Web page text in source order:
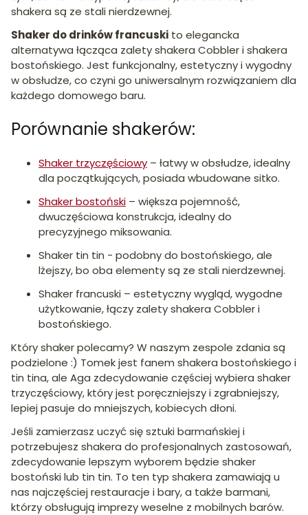
shakera są ze stali nierdzewnej.
Shaker do drinków francuski to elegancka
alternatywa łącząca zalety shakera Cobbler i shakera
bostońskiego. Jest funkcjonalny, estetyczny i wygodny
w obsłudze, co czyni go uniwersalnym rozwiązaniem dla
każdego domowego baru.
Porównanie shakerów:
Shaker trzyczęściowy – łatwy w obsłudze, idealny
dla początkujących, posiada wbudowane sitko.
Shaker bostoński – większa pojemność,
dwuczęściowa konstrukcja, idealny do
precyzyjnego miksowania.
Shaker tin tin - podobny do bostońskiego, ale
lżejszy, bo oba elementy są ze stali nierdzewnej.
Shaker francuski – estetyczny wygląd, wygodne
użytkowanie, łączy zalety shakera Cobbler i
bostońskiego.
Który shaker polecamy? W naszym zespole zdania są
podzielone :) Tomek jest fanem shakera bostońskiego i
tin tina, ale Aga zdecydowanie częściej wybiera shaker
trzyczęściowy, który jest poręczniejszy i zgrabniejszy,
lepiej pasuje do mniejszych, kobiecych dłoni.
Jeśli zamierzasz uczyć się sztuki barmańskiej i
potrzebujesz shakera do profesjonalnych zastosowań,
zdecydowanie lepszym wyborem będzie shaker
bostoński lub tin tin. To ten typ shakera zamawiają u
nas najczęściej restauracje i bary, a także barmani,
którzy obsługują imprezy weselne z mobilnych barów.